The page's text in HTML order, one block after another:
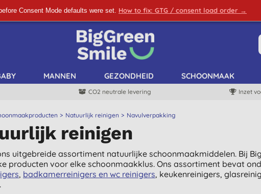
Consent Mode defaults were set. How to fix: GTG / consent load order →
SCHRIJF ME IN!
MANNEN GEZONDHEID SCHOONMAAK
CO2 neutrale levering Inzet
Natuurlijk reinigen Navulverpakking
reinigen
uitgebreide assortiment natuurlijke schoonmaakmiddelen. Bij
producten voor elke schoonmaakklus. Ons assortiment bevat
, badkamerreinigers en wc reinigers, keukenreinigers,